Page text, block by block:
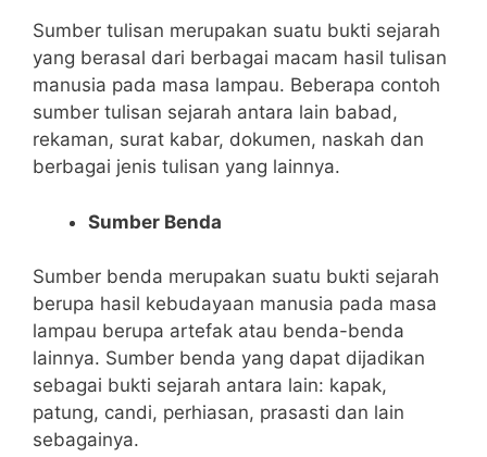
Sumber tulisan merupakan suatu bukti sejarah
yang berasal dari berbagai macam hasil tulisan
manusia pada masa lampau. Beberapa contoh
sumber tulisan sejarah antara lain babad,
rekaman, surat kabar, dokumen, naskah dan
berbagai jenis tulisan yang lainnya.
Sumber Benda
Sumber benda merupakan suatu bukti sejarah
berupa hasil kebudayaan manusia pada masa
lampau berupa artefak atau benda-benda
lainnya. Sumber benda yang dapat dijadikan
sebagai bukti sejarah antara lain: kapak,
patung, candi, perhiasan, prasasti dan lain
sebagainya.